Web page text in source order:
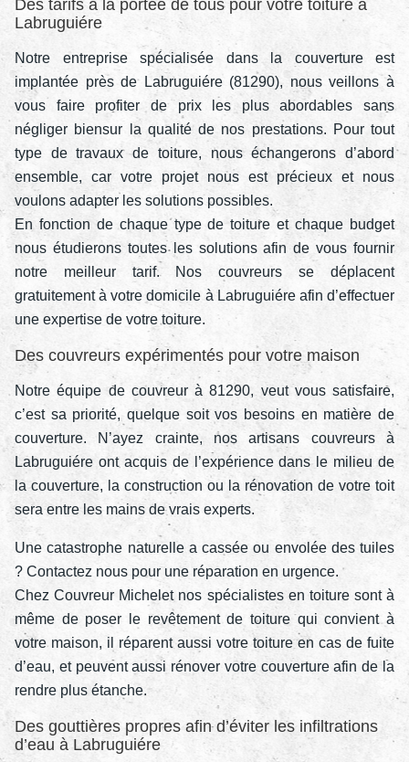
Des tarifs à la portée de tous pour votre toiture à
Labruguiére
Notre entreprise spécialisée dans la couverture est
implantée près de Labruguiére (81290), nous veillons à
vous faire profiter de prix les plus abordables sans
négliger biensur la qualité de nos prestations. Pour tout
type de travaux de toiture, nous échangerons d’abord
ensemble, car votre projet nous est précieux et nous
voulons adapter les solutions possibles.
En fonction de chaque type de toiture et chaque budget
nous étudierons toutes les solutions afin de vous fournir
notre meilleur tarif. Nos couvreurs se déplacent
gratuitement à votre domicile à Labruguiére afin d’effectuer
une expertise de votre toiture.
Des couvreurs expérimentés pour votre maison
Notre équipe de couvreur à 81290, veut vous satisfaire,
c’est sa priorité, quelque soit vos besoins en matière de
couverture. N’ayez crainte, nos artisans couvreurs à
Labruguiére ont acquis de l’expérience dans le milieu de
la couverture, la construction ou la rénovation de votre toit
sera entre les mains de vrais experts.
Une catastrophe naturelle a cassée ou envolée des tuiles
? Contactez nous pour une réparation en urgence.
Chez Couvreur Michelet nos spécialistes en toiture sont à
même de poser le revêtement de toiture qui convient à
votre maison, il réparent aussi votre toiture en cas de fuite
d’eau, et peuvent aussi rénover votre couverture afin de la
rendre plus étanche.
Des gouttières propres afin d’éviter les infiltrations
d’eau à Labruguiére